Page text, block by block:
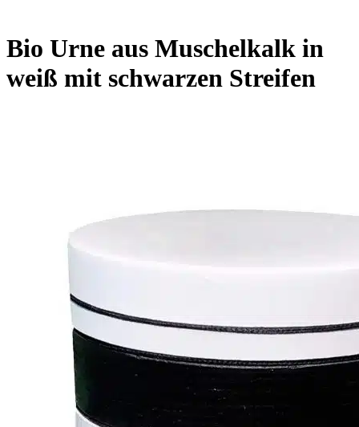
Bio Urne aus Muschelkalk in
weiß mit schwarzen Streifen